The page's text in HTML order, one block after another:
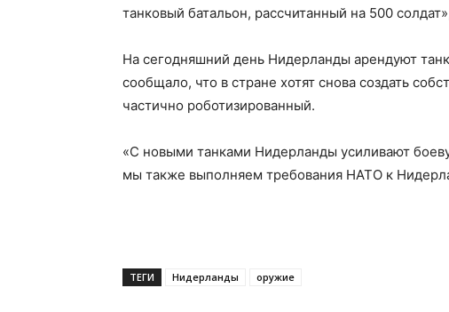
танковый батальон, рассчитанный на 500
На сегодняшний день Нидерланды арендуют
сообщало, что в стране хотят снова создать
частично роботизированный.
«С новыми танками Нидерланды усиливают
мы также выполняем требования НАТО к
ТЕГИ Нидерланды оружие